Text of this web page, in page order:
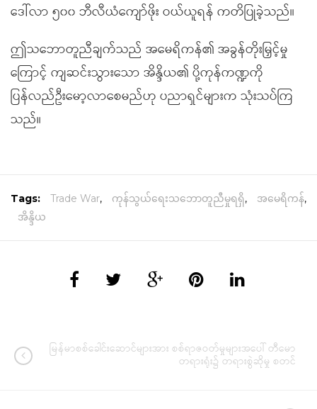
ဒေါ်လာ ၅၀၀ ဘီလီယံကျော်ဖိုး ဝယ်ယူရန် ကတိပြုခဲ့သည်။
ဤသဘောတူညီချက်သည် အမေရိကန်၏ အခွန်တိုးမြှင့်မှု
ကြောင့် ကျဆင်းသွားသော အိန္ဒိယ၏ ပို့ကုန်ကဏ္ဍကို
ပြန်လည်ဦးမော့လာစေမည်ဟု ပညာရှင်များက သုံးသပ်ကြ
သည်။
Tags: Trade War, ကုန်သွယ်ရေးသဘောတူညီမှုရရှိ, အမေရိကန်,
အိန္ဒိယ
မြန်မာစစ်ခေါင်းဆောင်များအား စစ်ရာဇဝတ်မှုများအပေါ် တီမော
တရားရုံး၌ တရားစွဲဆိုမှု စတင်